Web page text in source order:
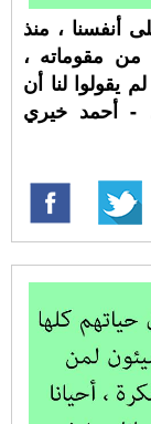
أنفسنا ، منذ
من مقوماته ،
لنا أن
- أحمد خيري